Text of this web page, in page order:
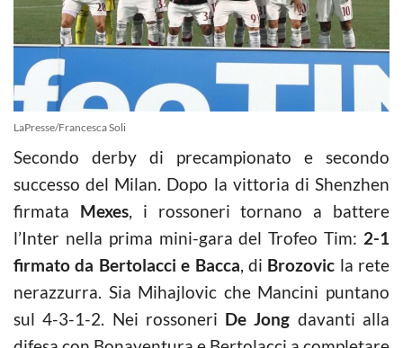
LaPresse/Francesca Soli
Secondo derby di precampionato e secondo
successo del Milan. Dopo la vittoria di Shenzhen
firmata Mexes, i rossoneri tornano a battere
l’Inter nella prima mini-gara del Trofeo Tim: 2-1
firmato da Bertolacci e Bacca, di Brozovic la rete
nerazzurra. Sia Mihajlovic che Mancini puntano
sul 4-3-1-2. Nei rossoneri De Jong davanti alla